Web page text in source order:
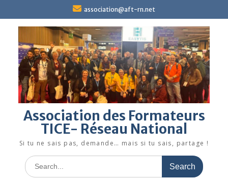
content
association@aft-rn.net
Association des Formateurs
TICE- Réseau National
Si tu ne sais pas, demande… mais si tu sais, partage !
Search
for: